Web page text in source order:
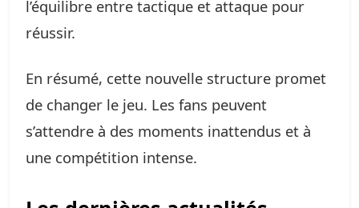
l’équilibre entre tactique et attaque pour
réussir.
En résumé, cette nouvelle structure promet
de changer le jeu. Les fans peuvent
s’attendre à des moments inattendus et à
une compétition intense.